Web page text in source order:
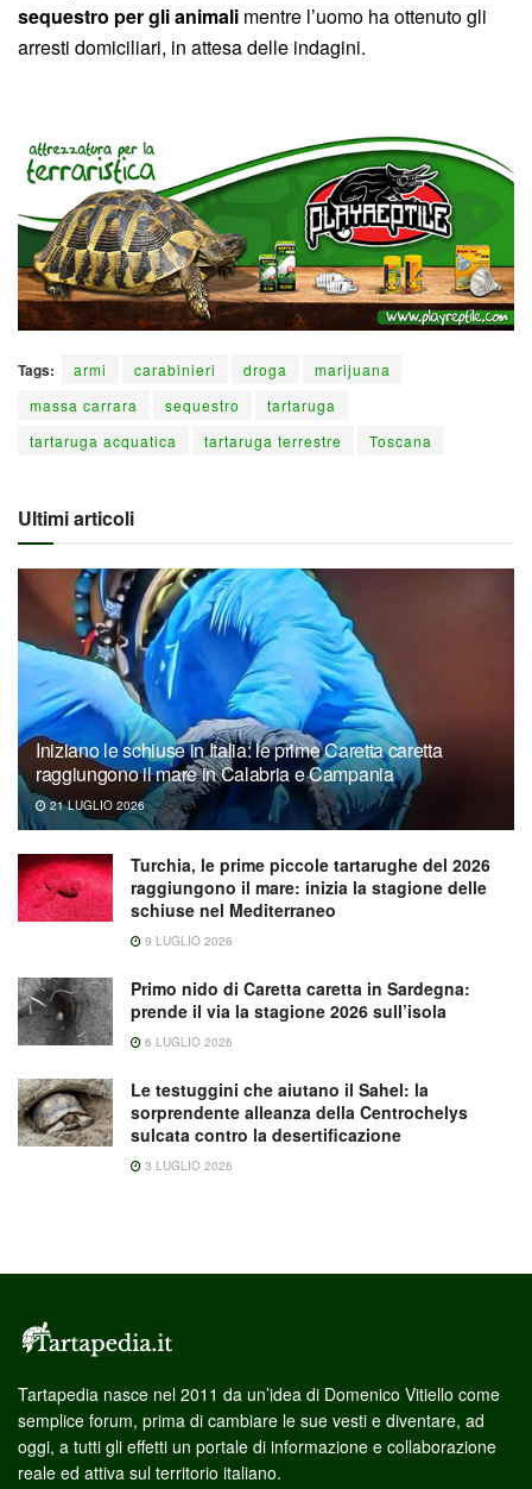
sequestro per gli animali mentre l’uomo ha ottenuto gli
arresti domiciliari, in attesa delle indagini.
Tags: armi carabinieri droga
marijuana
massa carrara
sequestro
tartaruga
tartaruga acquatica
tartaruga terrestre Toscana
Ultimi articoli
Iniziano le schiuse in Italia: le prime Caretta caretta
raggiungono il mare in Calabria e Campania
21 LUGLIO 2026
Turchia, le prime piccole tartarughe del 2026
raggiungono il mare: inizia la stagione delle
schiuse nel Mediterraneo
9 LUGLIO 2026
Primo nido di Caretta caretta in Sardegna:
prende il via la stagione 2026 sull’isola
6 LUGLIO 2026
Le testuggini che aiutano il Sahel: la
sorprendente alleanza della Centrochelys
sulcata contro la desertificazione
3 LUGLIO 2026
Tartapedia nasce nel 2011 da un’idea di Domenico Vitiello come
semplice forum, prima di cambiare le sue vesti e diventare, ad
oggi, a tutti gli effetti un portale di informazione e collaborazione
reale ed attiva sul territorio italiano.